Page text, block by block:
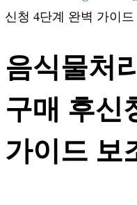
너
기
신청 4단계 완벽 가이
음식물처
구매 후신
가이드 보